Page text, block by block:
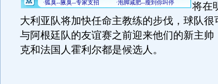
将在
大利亚队将加快任命主教练的步伐，球队很
与阿根廷队的友谊赛之前迎来他们的新主帅
克和法国人霍利尔都是候选人。